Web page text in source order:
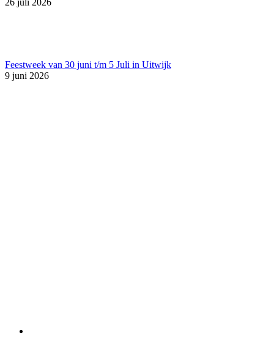
Feestweek van 30 juni t/m 5 Juli in Uitwijk
9 juni 2026